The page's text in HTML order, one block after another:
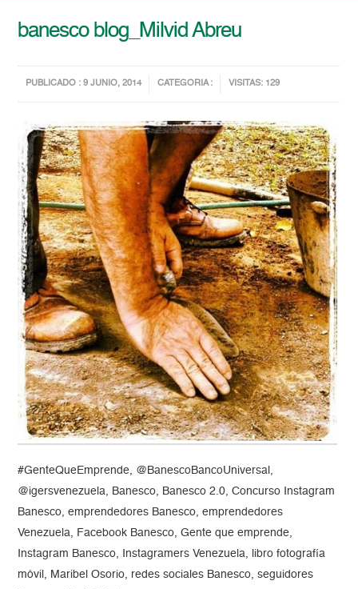
banesco blog_Milvid Abreu
PUBLICADO : 9 JUNIO, 2014 CATEGORIA : VISITAS: 129
#GenteQueEmprende, @BanescoBancoUniversal,
@igersvenezuela, Banesco, Banesco 2.0, Concurso Instagram
Banesco, emprendedores Banesco, emprendedores
Venezuela, Facebook Banesco, Gente que emprende,
Instagram Banesco, Instagramers Venezuela, libro fotografía
móvil, Maribel Osorio, redes sociales Banesco, seguidores